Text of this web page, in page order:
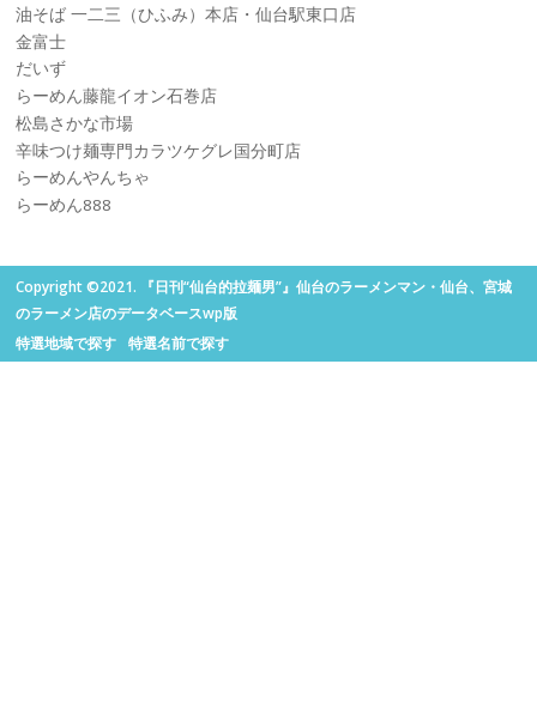
油そば 一二三（ひふみ）本店・仙台駅東口店
金富士
だいず
らーめん藤龍イオン石巻店
松島さかな市場
辛味つけ麺専門カラツケグレ国分町店
らーめんやんちゃ
らーめん888
Copyright ©2021. 『日刊“仙台的拉麺男”』仙台のラーメンマン・仙台、宮城
のラーメン店のデータベースwp版
特選地域で探す
特選名前で探す